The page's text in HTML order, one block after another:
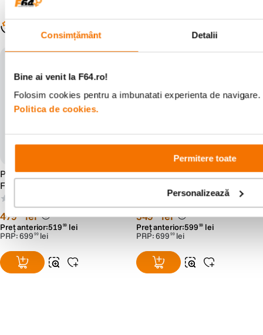
Consimțământ Detalii
Bine ai venit la F64.ro!
Folosim cookies pentru a imbunatati experienta de
Politica de cookies.
Permitere toate
Personalizează
PolarPro 28mm f/11 Obiectiv
Foto Mirrorless Montura Z
479 lei
Preț anterior:519 99 lei
PRP:699 99 lei
PolarPro 50mm LightLeak
Montura E
(0)
549 lei
Preț anterior:599 99 lei
PRP:699 99 lei